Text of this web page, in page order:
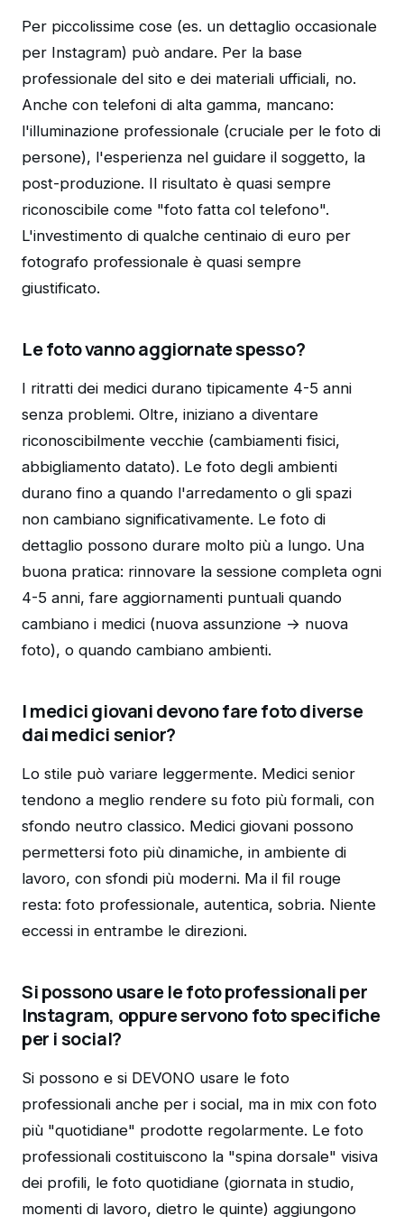
Per piccolissime cose (es. un dettaglio occasionale
per Instagram) può andare. Per la base
professionale del sito e dei materiali ufficiali, no.
Anche con telefoni di alta gamma, mancano:
l'illuminazione professionale (cruciale per le foto di
persone), l'esperienza nel guidare il soggetto, la
post-produzione. Il risultato è quasi sempre
riconoscibile come "foto fatta col telefono".
L'investimento di qualche centinaio di euro per
fotografo professionale è quasi sempre
giustificato.
Le foto vanno aggiornate spesso?
I ritratti dei medici durano tipicamente 4-5 anni
senza problemi. Oltre, iniziano a diventare
riconoscibilmente vecchie (cambiamenti fisici,
abbigliamento datato). Le foto degli ambienti
durano fino a quando l'arredamento o gli spazi
non cambiano significativamente. Le foto di
dettaglio possono durare molto più a lungo. Una
buona pratica: rinnovare la sessione completa ogni
4-5 anni, fare aggiornamenti puntuali quando
cambiano i medici (nuova assunzione → nuova
foto), o quando cambiano ambienti.
I medici giovani devono fare foto diverse
dai medici senior?
Lo stile può variare leggermente. Medici senior
tendono a meglio rendere su foto più formali, con
sfondo neutro classico. Medici giovani possono
permettersi foto più dinamiche, in ambiente di
lavoro, con sfondi più moderni. Ma il fil rouge
resta: foto professionale, autentica, sobria. Niente
eccessi in entrambe le direzioni.
Si possono usare le foto professionali per
Instagram, oppure servono foto specifiche
per i social?
Si possono e si DEVONO usare le foto
professionali anche per i social, ma in mix con foto
più "quotidiane" prodotte regolarmente. Le foto
professionali costituiscono la "spina dorsale" visiva
dei profili, le foto quotidiane (giornata in studio,
momenti di lavoro, dietro le quinte) aggiungono